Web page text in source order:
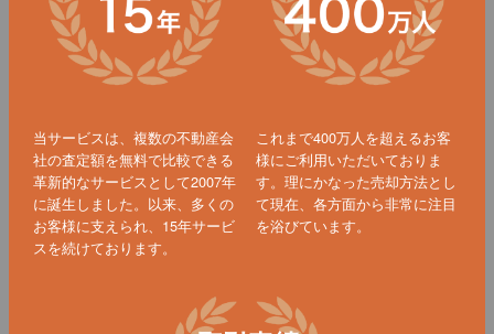
当サービスは、複数の不動産会
社の査定額を無料で比較できる
革新的なサービスとして2007年
に誕生しました。以来、多くの
お客様に支えられ、15年サービ
スを続けております。
これまで400万人を超えるお客
様にご利用いただいておりま
す。理にかなった売却方法とし
て現在、各方面から非常に注目
を浴びています。